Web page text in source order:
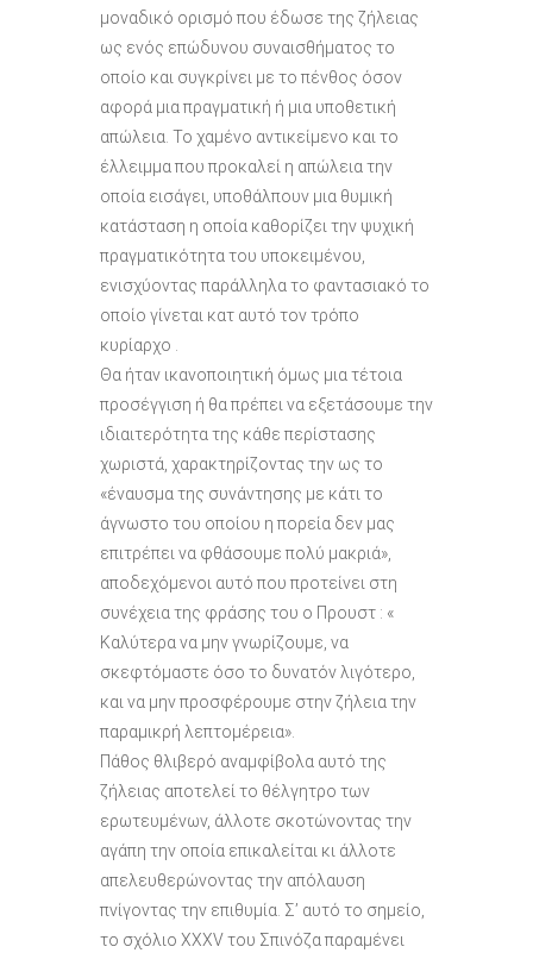
μοναδικό ορισμό που έδωσε της ζήλειας
ως ενός επώδυνου συναισθήματος το
οποίο και συγκρίνει με το πένθος όσον
αφορά μια πραγματική ή μια υποθετική
απώλεια. Το χαμένο αντικείμενο και το
έλλειμμα που προκαλεί η απώλεια την
οποία εισάγει, υποθάλπουν μια θυμική
κατάσταση η οποία καθορίζει την ψυχική
πραγματικότητα του υποκειμένου,
ενισχύοντας παράλληλα το φαντασιακό το
οποίο γίνεται κατ αυτό τον τρόπο
κυρίαρχο .
Θα ήταν ικανοποιητική όμως μια τέτοια
προσέγγιση ή θα πρέπει να εξετάσουμε την
ιδιαιτερότητα της κάθε περίστασης
χωριστά, χαρακτηρίζοντας την ως το
«έναυσμα της συνάντησης με κάτι το
άγνωστο του οποίου η πορεία δεν μας
επιτρέπει να φθάσουμε πολύ μακριά»,
αποδεχόμενοι αυτό που προτείνει στη
συνέχεια της φράσης του ο Προυστ : «
Καλύτερα να μην γνωρίζουμε, να
σκεφτόμαστε όσο το δυνατόν λιγότερο,
και να μην προσφέρουμε στην ζήλεια την
παραμικρή λεπτομέρεια».
Πάθος θλιβερό αναμφίβολα αυτό της
ζήλειας αποτελεί το θέλγητρο των
ερωτευμένων, άλλοτε σκοτώνοντας την
αγάπη την οποία επικαλείται κι άλλοτε
απελευθερώνοντας την απόλαυση
πνίγοντας την επιθυμία. Σ’ αυτό το σημείο,
το σχόλιο ΧΧΧV του Σπινόζα παραμένει